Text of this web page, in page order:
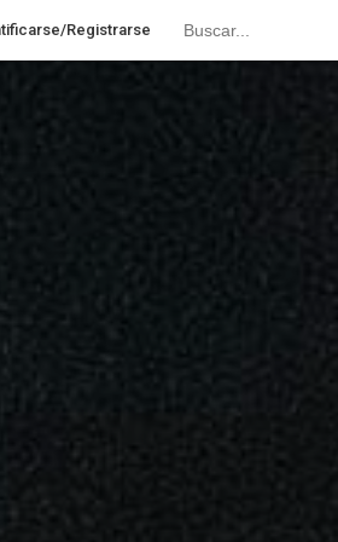
Registrarse